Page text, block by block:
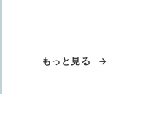
もっと見る